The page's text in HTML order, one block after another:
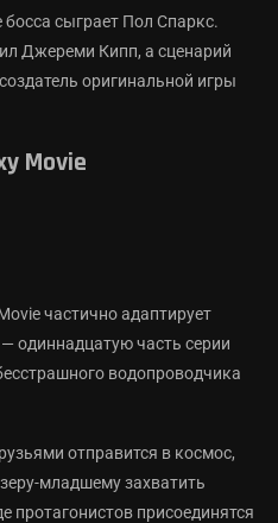
сыграет Пол Спаркс.
Джереми Кипп, а сценарий
оригинальной игры
Movie
частично адаптирует
одиннадцатую часть серии
водопроводчика
отправится в космос,
младшему захватить
протагонистов присоединятся